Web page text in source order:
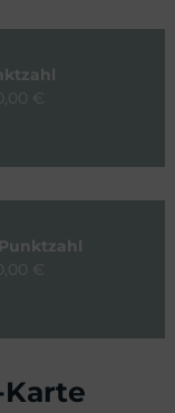
€
€